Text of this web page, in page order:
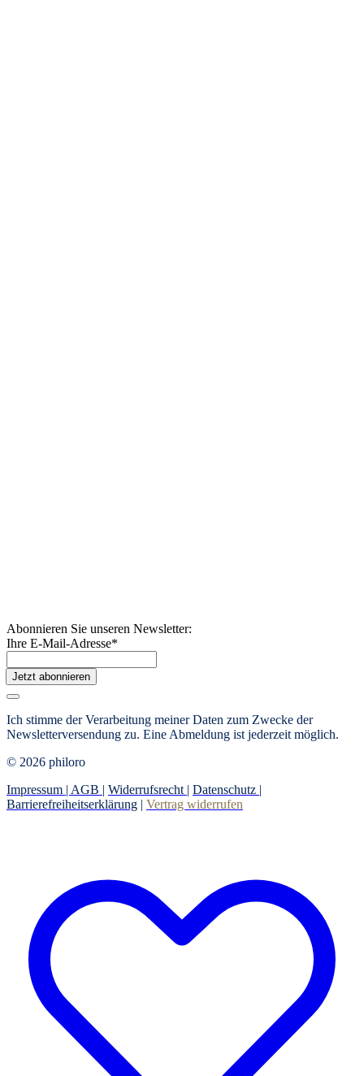
Abonnieren Sie unseren Newsletter:
Ihre E-Mail-Adresse*
Jetzt abonnieren
Ich stimme der Verarbeitung meiner Daten zum Zwecke der
Newsletterversendung zu. Eine Abmeldung ist jederzeit möglich.
© 2026 philoro
Impressum | AGB | Widerrufsrecht | Datenschutz |
Barrierefreiheitserklärung | Vertrag widerrufen